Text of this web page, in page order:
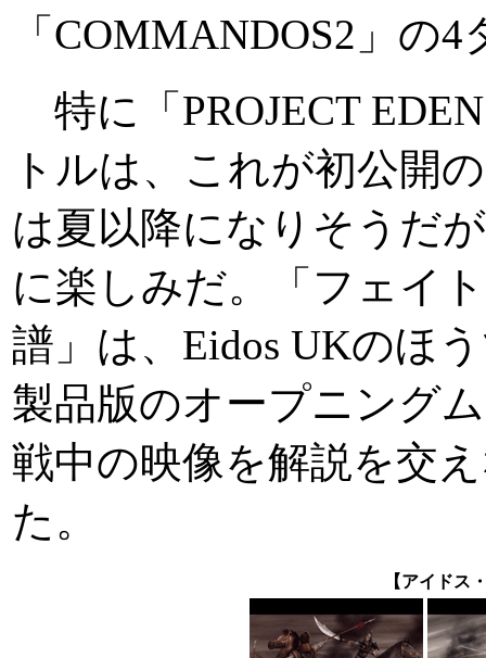
「COMMANDOS2」の
特に「PROJECT
トルは、これが初公開
は夏以降になりそうだ
に楽しみだ。「フェイ
譜」は、Eidos UKのほ
製品版のオープニング
戦中の映像を解説を交
た。
【アイドス